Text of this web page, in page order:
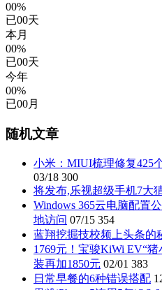
00%
已00天
本月
00%
已00天
今年
00%
已00月
随机文章
小米：MIUI梳理修复425
03/18 300
将发布,乐视超级手机7大
Windows 365云电脑配置
地访问 07/15 354
蓝翔挖掘技校频上头条的
1769元！宝骏KiWi EV“
装再加1850元 02/01 383
日常早餐的6种错误搭配